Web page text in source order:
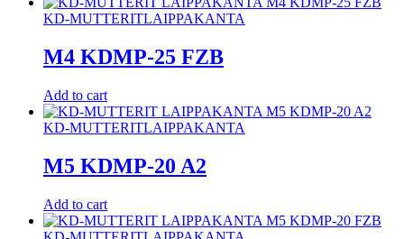
KD-MUTTERITLAIPPAKANTA
M4 KDMP-25 FZB
Add to cart
KD-MUTTERITLAIPPAKANTA
M5 KDMP-20 A2
Add to cart